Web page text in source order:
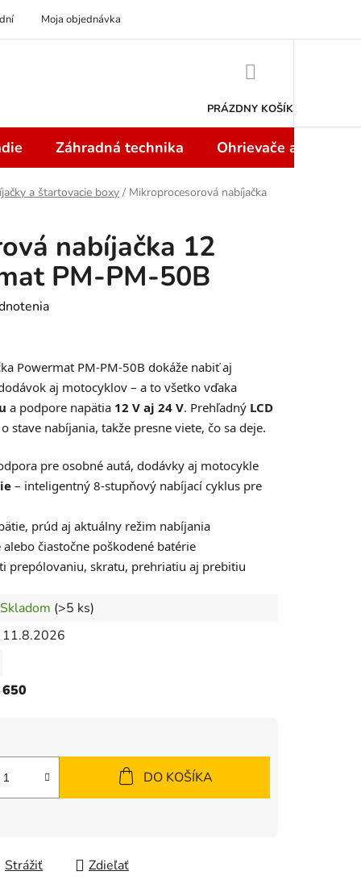
Moja objednávka
PRÁZDNY KOŠÍK
Záhradná technika Ohrievače a
a štartovacie boxy / Mikroprocesorová nabíjačka
nabíjačka 12
PM-PM-50B
Powermat PM-PM-50B dokáže nabiť aj
aj motocyklov – a to všetko vďaka
a podpore napätia 12 V aj 24 V. Prehľadný LCD
stave nabíjania, takže presne viete, čo sa deje.
pre osobné autá, dodávky aj motocykle
– inteligentný 8-stupňový nabíjací cyklus pre
prúd aj aktuálny režim nabíjania
čiastočne poškodené batérie
prepólovaniu, skratu, prehriatiu aj prebitiu
Skladom (>5 ks)
11.8.2026
650
DO KOŠÍKA
Strážiť Zdieľať